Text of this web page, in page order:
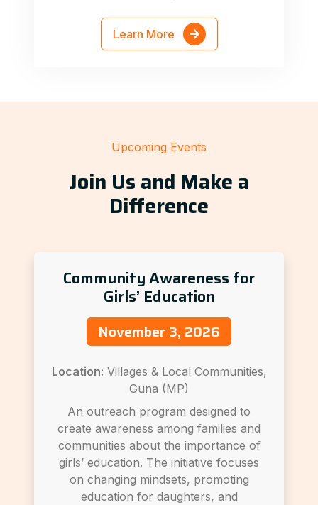
Learn More
Upcoming Events
Join Us and Make a
Difference
Community Awareness for
Girls’ Education
November 3, 2026
Location: Villages & Local Communities,
Guna (MP)
An outreach program designed to
create awareness among families and
communities about the importance of
girls’ education. The initiative focuses
on changing mindsets, promoting
education for daughters, and